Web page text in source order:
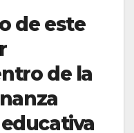
de este
de la